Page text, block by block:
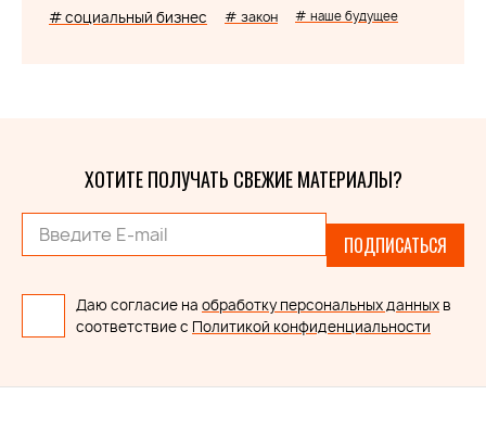
# социальный бизнес # закон # наше будущее
ХОТИТЕ ПОЛУЧАТЬ СВЕЖИЕ МАТЕРИАЛЫ?
ПОДПИСАТЬСЯ
Даю согласие на обработку персональных данных в
соответствие с Политикой конфиденциальности